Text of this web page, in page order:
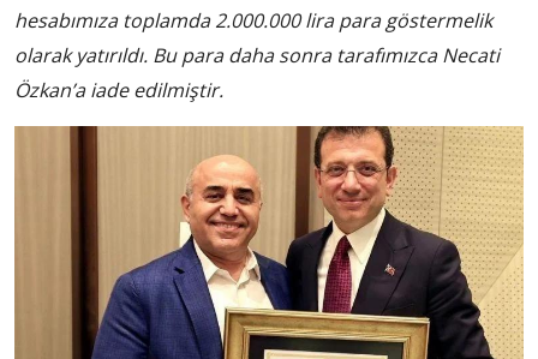
hesabımıza toplamda 2.000.000 lira para göstermelik
olarak yatırıldı. Bu para daha sonra tarafımızca Necati
Özkan’a iade edilmiştir.